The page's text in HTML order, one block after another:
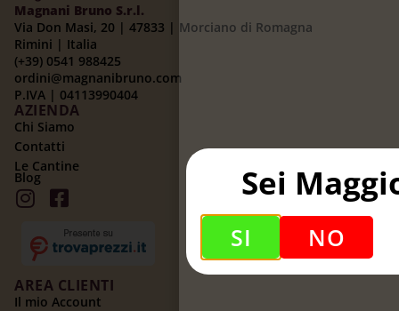
Magnani Bruno S.r.l.
Via Don Masi, 20 | 47833 | Morciano di Romagna
Rimini | Italia
(+39) 0541 988425
ordini@magnanibruno.com
P.IVA | 04113990404
AZIENDA
Chi Siamo
Contatti
Le Cantine
Blog
AREA CLIENTI
Il mio Account
Sei
SI NO